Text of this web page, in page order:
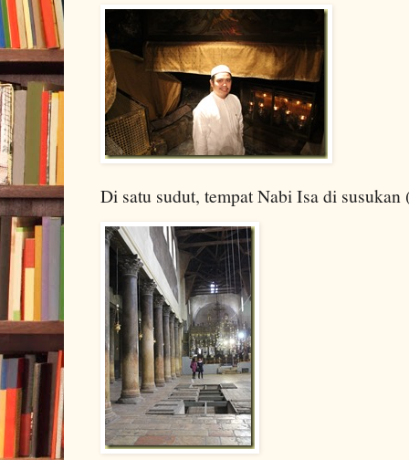
Di satu sudut, tempat Nabi Isa di